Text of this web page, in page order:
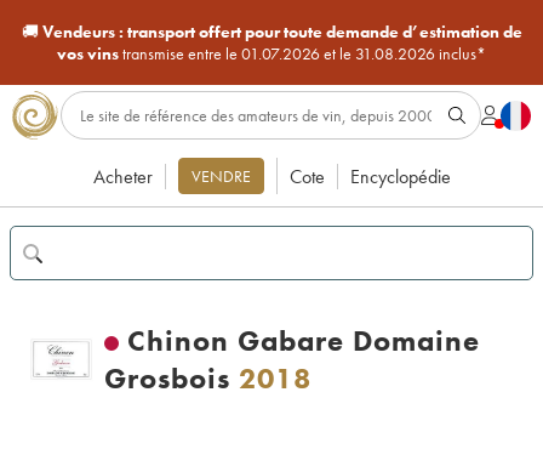
🚚Vendeurs : transport offert pour toute demande d’estimation de
vos vinstransmise entre le 01.07.2026 et le 31.08.2026 inclus*
Acheter VENDRE Cote Encyclopédie
Chinon Gabare Domaine
Grosbois 2018